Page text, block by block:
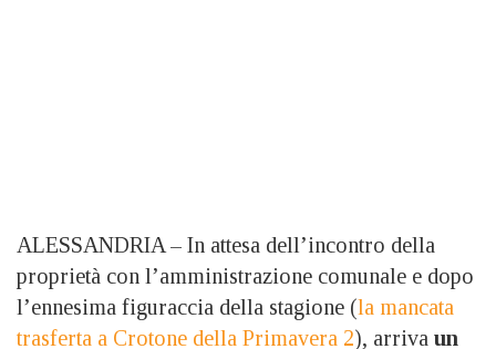
ALESSANDRIA – In attesa dell’incontro della
proprietà con l’amministrazione comunale e dopo
l’ennesima figuraccia della stagione (la mancata
trasferta a Crotone della Primavera 2), arriva un